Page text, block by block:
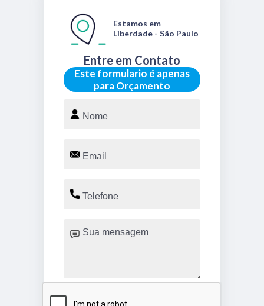
Este formulario é apenas
para Orçamento
Entre em Contato
Estamos em
Liberdade - São Paulo